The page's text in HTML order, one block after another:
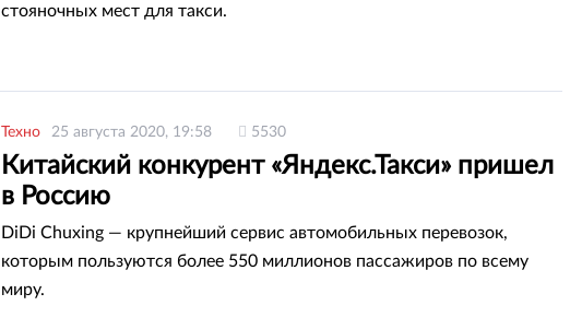
стояночных мест для такси.
Техно 25 августа 2020, 19:58 5530
Китайский конкурент «Яндекс.Такси» пришел
в Россию
DiDi Chuxing — крупнейший сервис автомобильных перевозок,
которым пользуются более 550 миллионов пассажиров по всему
миру.